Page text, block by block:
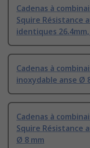
Cadenas à
Squire Résistance
identiques
Cadenas à
inoxydable anse Ø
Cadenas à
Squire Résistance
Ø 8 mm